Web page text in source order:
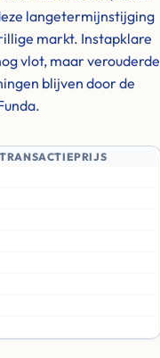
langetermijnstijging
markt. Instapklare
vlot, maar verouderde
blijven door de